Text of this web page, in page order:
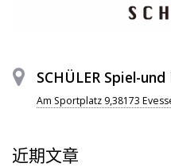
SCHÜLER Spiel-
Am Sportplatz 9,38173
近期文章